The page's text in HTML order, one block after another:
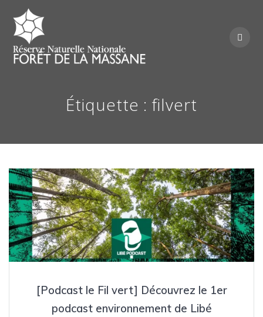
Étiquette :filvert
[Podcast le Fil vert] Découvrez le 1er
podcast environnement de Libé